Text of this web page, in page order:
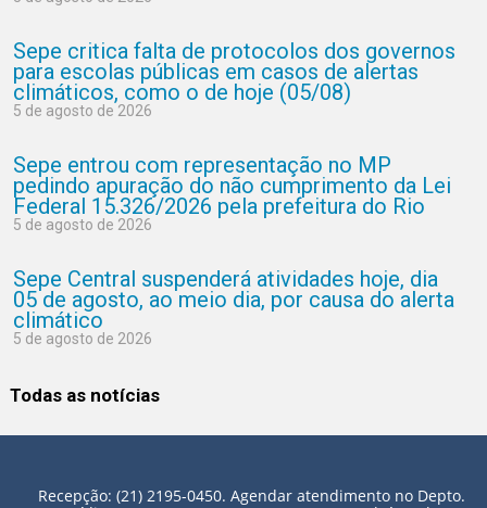
Sepe critica falta de protocolos dos governos
para escolas públicas em casos de alertas
climáticos, como o de hoje (05/08)
5 de agosto de 2026
Sepe entrou com representação no MP
pedindo apuração do não cumprimento da Lei
Federal 15.326/2026 pela prefeitura do Rio
5 de agosto de 2026
Sepe Central suspenderá atividades hoje, dia
05 de agosto, ao meio dia, por causa do alerta
climático
5 de agosto de 2026
Todas as notícias
Recepção: (21) 2195-0450. Agendar atendimento no Depto.